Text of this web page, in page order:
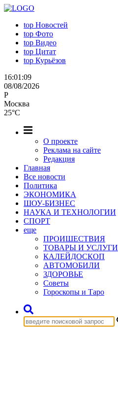
top Новостей
top Фото
top Видео
top Цитат
top Курьёзов
16:01:09
08/08/2026
P
Москва
25°C
О проекте
Реклама на сайте
Редакция
Главная
Все новости
Политика
ЭКОНОМИКА
ШОУ-БИЗНЕС
НАУКА И ТЕХНОЛОГИИ
СПОРТ
еще
ПРОИШЕСТВИЯ
ТОВАРЫ И УСЛУГИ
КАЛЕЙДОСКОП
АВТОМОБИЛИ
ЗДОРОВЬЕ
Советы
Гороскопы и Таро